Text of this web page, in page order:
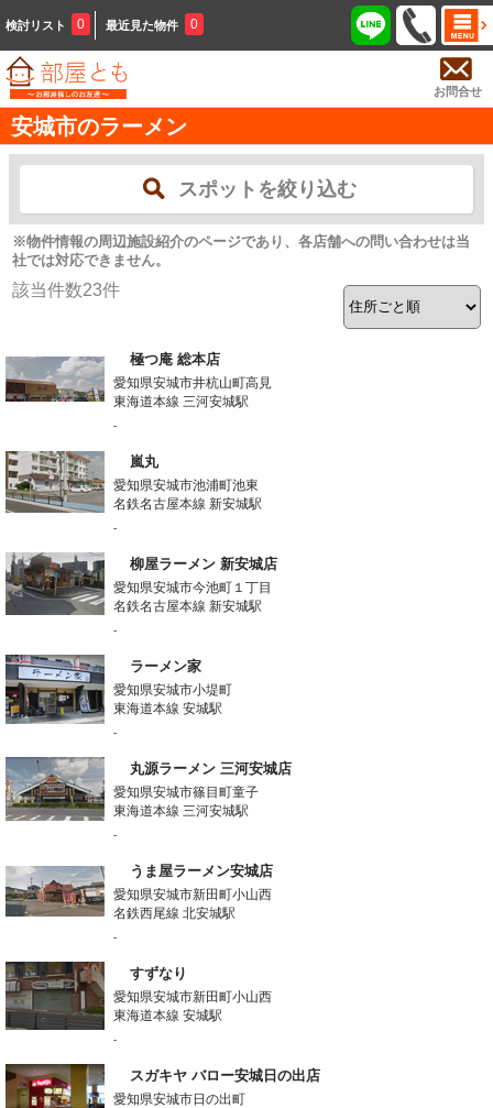
検討リスト 0 最近見た物件 0
お問合せ
安城市のラーメン
スポットを絞り込む
※物件情報の周辺施設紹介のページであり、各店舗への問い合わせは当
社では対応できません。
該当件数23件
極つ庵 総本店
愛知県安城市井杭山町高見
東海道本線 三河安城駅
-
嵐丸
愛知県安城市池浦町池東
名鉄名古屋本線 新安城駅
-
柳屋ラーメン 新安城店
愛知県安城市今池町１丁目
名鉄名古屋本線 新安城駅
-
ラーメン家
愛知県安城市小堤町
東海道本線 安城駅
-
丸源ラーメン 三河安城店
愛知県安城市篠目町童子
東海道本線 三河安城駅
-
うま屋ラーメン安城店
愛知県安城市新田町小山西
名鉄西尾線 北安城駅
-
すずなり
愛知県安城市新田町小山西
東海道本線 安城駅
-
スガキヤ バロー安城日の出店
愛知県安城市日の出町